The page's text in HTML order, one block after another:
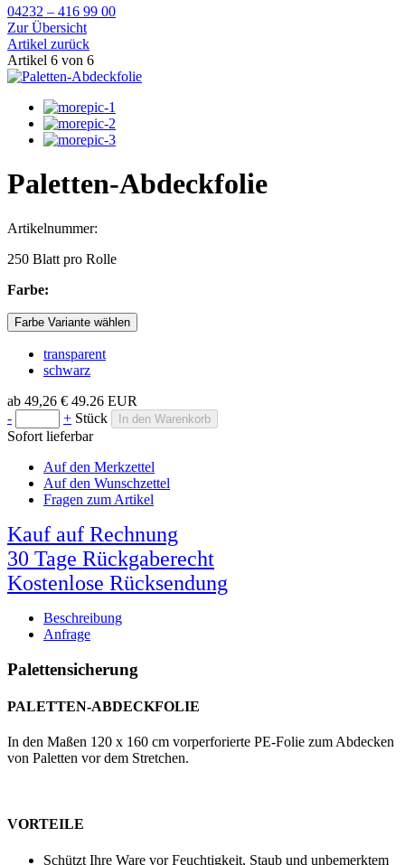
04232 – 416 99 00
Zur Übersicht
Artikel zurück
Artikel 6 von 6
Paletten-Abdeckfolie
Artikelnummer:
250 Blatt pro Rolle
Farbe:
Farbe Variante wählen
transparent
schwarz
ab 49,26 € 49.26 EUR
-
+ Stück In den Warenkorb
Sofort lieferbar
Auf den Merkzettel
Auf den Wunschzettel
Fragen zum Artikel
Kauf auf Rechnung
30 Tage Rückgaberecht
Kostenlose Rücksendung
Beschreibung
Anfrage
Palettensicherung
PALETTEN-ABDECKFOLIE
In den Maßen 120 x 160 cm vorperforierte PE-Folie zum Abdecken
von Paletten vor dem Stretchen.
VORTEILE
Schützt Ihre Ware vor Feuchtigkeit, Staub und unbemerktem